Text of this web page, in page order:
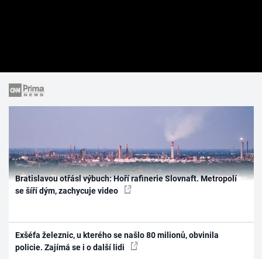
Bratislavou otřásl výbuch: Hoří rafinerie Slovnaft. Metropolí
se šíří dým, zachycuje video
Exšéfa železnic, u kterého se našlo 80 milionů, obvinila
policie. Zajímá se i o další lidi